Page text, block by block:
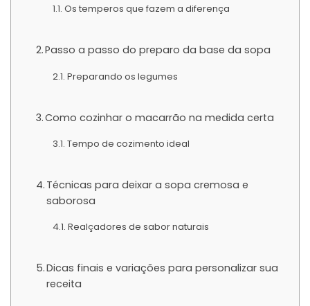
Os temperos que fazem a diferença
Passo a passo do preparo da base da sopa
Preparando os legumes
Como cozinhar o macarrão na medida certa
Tempo de cozimento ideal
Técnicas para deixar a sopa cremosa e
saborosa
Realçadores de sabor naturais
Dicas finais e variações para personalizar sua
receita